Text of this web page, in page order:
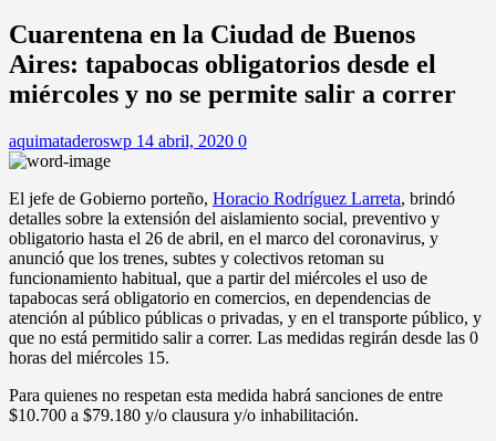
Cuarentena en la Ciudad de Buenos
Aires: tapabocas obligatorios desde el
miércoles y no se permite salir a correr
aquimataderoswp 14 abril, 2020 0
El jefe de Gobierno porteño, Horacio Rodríguez Larreta, brindó
detalles sobre la extensión del aislamiento social, preventivo y
obligatorio hasta el 26 de abril, en el marco del coronavirus, y
anunció que los trenes, subtes y colectivos retoman su
funcionamiento habitual, que a partir del miércoles el uso de
tapabocas será obligatorio en comercios, en dependencias de
atención al público públicas o privadas, y en el transporte público, y
que no está permitido salir a correr. Las medidas regirán desde las 0
horas del miércoles 15.
Para quienes no respetan esta medida habrá sanciones de entre
$10.700 a $79.180 y/o clausura y/o inhabilitación.